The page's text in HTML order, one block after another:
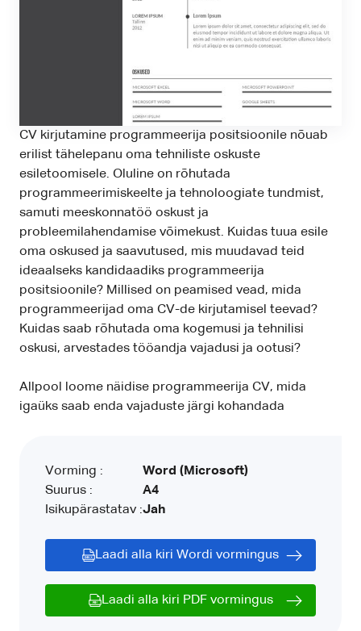
CV kirjutamine programmeerija positsioonile nõuab
erilist tähelepanu oma tehniliste oskuste
esiletoomisele. Oluline on rõhutada
programmeerimiskeelte ja tehnoloogiate tundmist,
samuti meeskonnatöö oskust ja
probleemilahendamise võimekust. Kuidas tuua esile
oma oskused ja saavutused, mis muudavad teid
ideaalseks kandidaadiks programmeerija
positsioonile? Millised on peamised vead, mida
programmeerijad oma CV-de kirjutamisel teevad?
Kuidas saab rõhutada oma kogemusi ja tehnilisi
oskusi, arvestades tööandja vajadusi ja ootusi?
Allpool loome näidise programmeerija CV, mida
igaüks saab enda vajaduste järgi kohandada
Vorming :
Suurus :
Isikupärastatav :
Word (Microsoft)
A4
Jah
Laadi alla kiri Wordi vormingus
Laadi alla kiri PDF vormingus